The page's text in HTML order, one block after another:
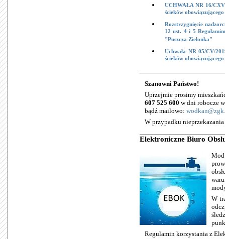
UCHWAŁA NR 16/
ścieków
Rozstrzygnięcie
12 ust. 4 i 5
"Puszcza Zielonka"
Uchwała NR 05/CV/
ścieków
Szanowni Państwo!
Uprzejmie prosimy
607 525 600 w dni robocze
bądź mailowo:
W przypadku
Elektroniczne Biuro
W
Regulamin korzystania z